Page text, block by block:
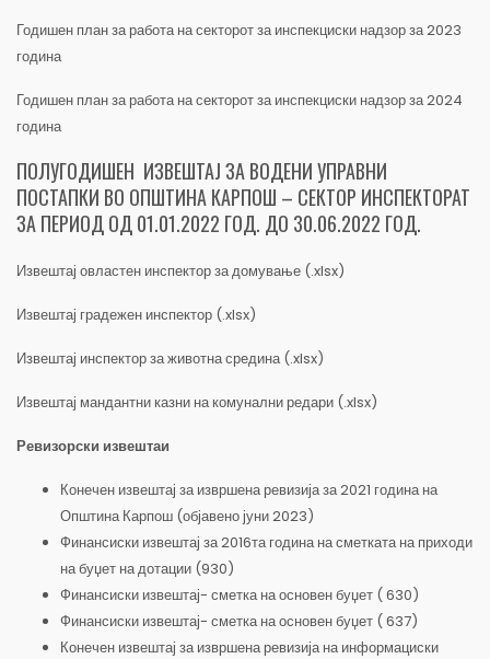
Годишен план за работа на секторот за инспекциски надзор за 2023
година
Годишен план за работа на секторот за инспекциски надзор за 2024
година
ПОЛУГОДИШЕН ИЗВЕШТАЈ ЗА ВОДЕНИ УПРАВНИ
ПОСТАПКИ ВО ОПШТИНА КАРПОШ – СЕКТОР ИНСПЕКТОРАТ
ЗА ПЕРИОД ОД 01.01.2022 ГОД. ДО 30.06.2022 ГОД.
Извештај овластен инспектор за домување (.xlsx)
Извештај градежен инспектор (.xlsx)
Извештај инспектор за животна средина (.xlsx)
Извештај мандантни казни на комунални редари (.xlsx)
Ревизорски извештаи
Конечен извештај за извршена ревизија за 2021 година на
Општина Карпош (објавено јуни 2023)
Финансиски извештај за 2016та година на сметката на приходи
на буџет на дотации (930)
Финансиски извештај- сметка на основен буџет ( 630)
Финансиски извештај- сметка на основен буџет ( 637)
Конечен извештај за извршена ревизија на информациски